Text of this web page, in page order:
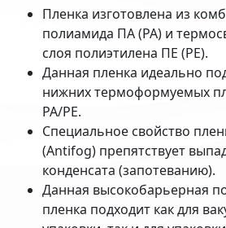
Пленка изготовлена из
полиамида ПА (PA) и
слоя полиэтилена ПЕ (РЕ).
Данная пленка идеально
нижних термоформуемых
PA/PE.
Специальное свойство
(Antifog) препятствует
конденсата (запотеванию).
Данная высокобарьерная
пленка подходит как для